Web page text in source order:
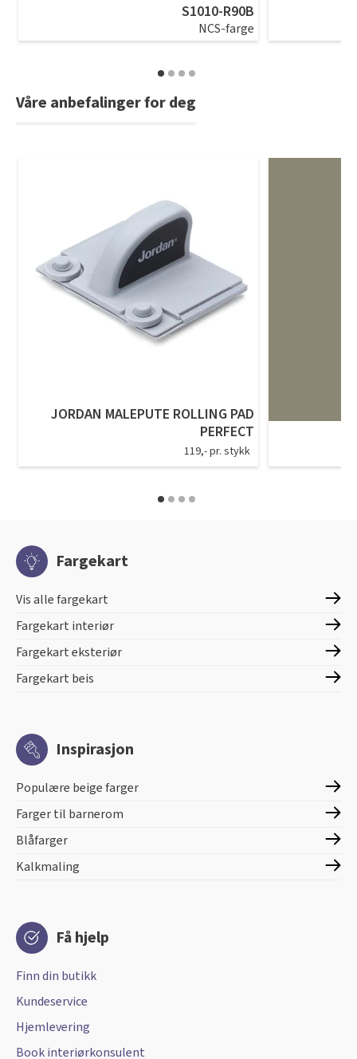
S1010-R90B
NCS-farge
Våre anbefalinger for deg
JORDAN MALEPUTE ROLLING PAD
PERFECT
119,- pr. stykk
Fargekart
Vis alle fargekart
Fargekart interiør
Fargekart eksteriør
Fargekart beis
Inspirasjon
Populære beige farger
Farger til barnerom
Blåfarger
Kalkmaling
Få hjelp
Finn din butikk
Kundeservice
Hjemlevering
Book interiørkonsulent